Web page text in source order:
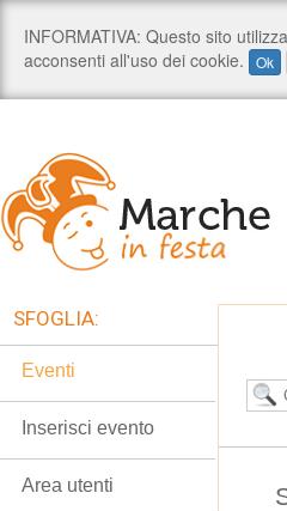
SFOGLIA:
Eventi
Inserisci evento
Area utenti